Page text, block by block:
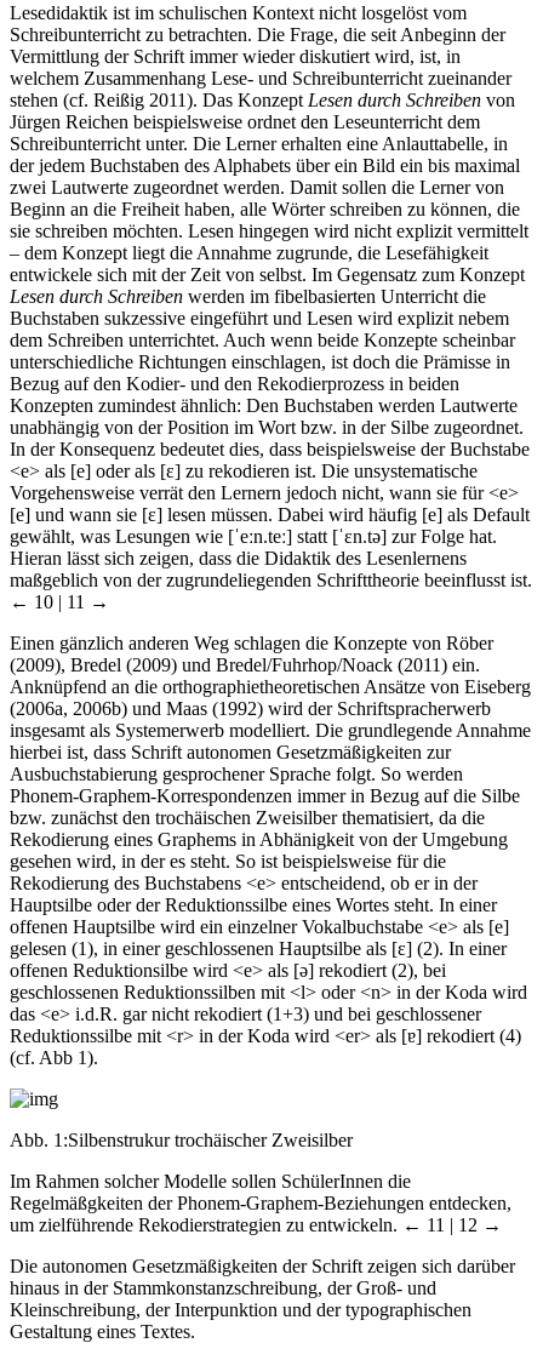
Lesedidaktik ist im schulischen Kontext nicht losgelöst vom
Schreibunterricht zu betrachten. Die Frage, die seit Anbeginn der
Vermittlung der Schrift immer wieder diskutiert wird, ist, in
welchem Zusammenhang Lese- und Schreibunterricht zueinander
stehen (cf. Reißig 2011). Das Konzept Lesen durch Schreiben von
Jürgen Reichen beispielsweise ordnet den Leseunterricht dem
Schreibunterricht unter. Die Lerner erhalten eine Anlauttabelle, in
der jedem Buchstaben des Alphabets über ein Bild ein bis maximal
zwei Lautwerte zugeordnet werden. Damit sollen die Lerner von
Beginn an die Freiheit haben, alle Wörter schreiben zu können, die
sie schreiben möchten. Lesen hingegen wird nicht explizit vermittelt
– dem Konzept liegt die Annahme zugrunde, die Lesefähigkeit
entwickele sich mit der Zeit von selbst. Im Gegensatz zum Konzept
Lesen durch Schreiben werden im fibelbasierten Unterricht die
Buchstaben sukzessive eingeführt und Lesen wird explizit nebem
dem Schreiben unterrichtet. Auch wenn beide Konzepte scheinbar
unterschiedliche Richtungen einschlagen, ist doch die Prämisse in
Bezug auf den Kodier- und den Rekodierprozess in beiden
Konzepten zumindest ähnlich: Den Buchstaben werden Lautwerte
unabhängig von der Position im Wort bzw. in der Silbe zugeordnet.
In der Konsequenz bedeutet dies, dass beispielsweise der Buchstabe
<e> als [e] oder als [ɛ] zu rekodieren ist. Die unsystematische
Vorgehensweise verrät den Lernern jedoch nicht, wann sie für <e>
[e] und wann sie [ɛ] lesen müssen. Dabei wird häufig [e] als Default
gewählt, was Lesungen wie [ˈeːn.teː] statt [ˈɛn.tə] zur Folge hat.
Hieran lässt sich zeigen, dass die Didaktik des Lesenlernens
maßgeblich von der zugrundeliegenden Schrifttheorie beeinflusst ist.
← 10 | 11 →
Einen gänzlich anderen Weg schlagen die Konzepte von Röber
(2009), Bredel (2009) und Bredel/Fuhrhop/Noack (2011) ein.
Anknüpfend an die orthographietheoretischen Ansätze von Eiseberg
(2006a, 2006b) und Maas (1992) wird der Schriftspracherwerb
insgesamt als Systemerwerb modelliert. Die grundlegende Annahme
hierbei ist, dass Schrift autonomen Gesetzmäßigkeiten zur
Ausbuchstabierung gesprochener Sprache folgt. So werden
Phonem-Graphem-Korrespondenzen immer in Bezug auf die Silbe
bzw. zunächst den trochäischen Zweisilber thematisiert, da die
Rekodierung eines Graphems in Abhänigkeit von der Umgebung
gesehen wird, in der es steht. So ist beispielsweise für die
Rekodierung des Buchstabens <e> entscheidend, ob er in der
Hauptsilbe oder der Reduktionssilbe eines Wortes steht. In einer
offenen Hauptsilbe wird ein einzelner Vokalbuchstabe <e> als [e]
gelesen (1), in einer geschlossenen Hauptsilbe als [ɛ] (2). In einer
offenen Reduktionsilbe wird <e> als [ə] rekodiert (2), bei
geschlossenen Reduktionssilben mit <l> oder <n> in der Koda wird
das <e> i.d.R. gar nicht rekodiert (1+3) und bei geschlossener
Reduktionssilbe mit <r> in der Koda wird <er> als [ɐ] rekodiert (4)
(cf. Abb 1).
Abb. 1:Silbenstrukur trochäischer Zweisilber
Im Rahmen solcher Modelle sollen SchülerInnen die
Regelmäßgkeiten der Phonem-Graphem-Beziehungen entdecken,
um zielführende Rekodierstrategien zu entwickeln. ← 11 | 12 →
Die autonomen Gesetzmäßigkeiten der Schrift zeigen sich darüber
hinaus in der Stammkonstanzschreibung, der Groß- und
Kleinschreibung, der Interpunktion und der typographischen
Gestaltung eines Textes.